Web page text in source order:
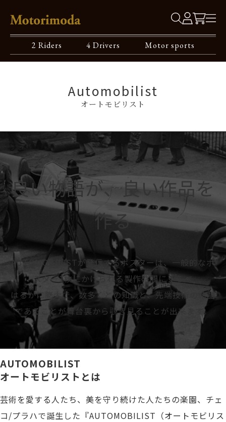
2 Riders 4 Drivers Motor sports
Automobilist
オートモビリスト
良い物語が、良い作品を
作る
AUTOMOBILISTが発信するポスターは、一般的なポ
スター1枚にかけられる製作時間にくらべ
はるかに膨大で、数多くとの知識と、先端技術の結晶
であることが舞台裏から覗き見ることが出来ます。
AUTOMOBILIST
オートモビリストとは
芸術を愛する人たち、美を守り続けた人たちの楽園、チェ
コ/プラハで誕生した『AUTOMOBILIST（オートモビリス